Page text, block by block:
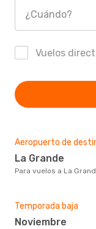
¿Cuándo?
Vuelos
Aeropuerto de
La Grande
Para vuelos a La
Temporada baja
noviembre